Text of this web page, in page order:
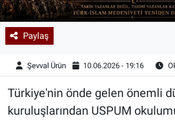
Paylaş
Şevval Ürün 10.06.2026 - 19:16
Türkiye'nin önde gelen önemli
kuruluşlarından USPUM